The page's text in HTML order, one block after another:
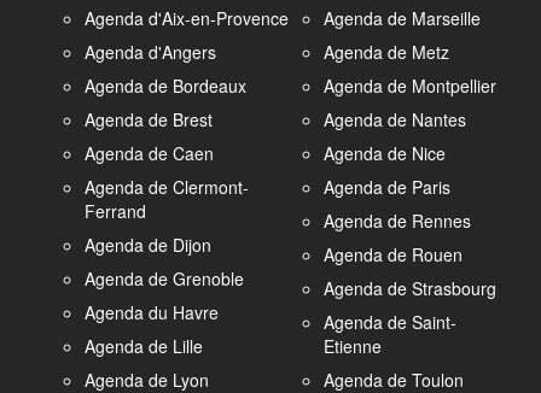
Agenda d'Aix-en-Provence
Agenda d'Angers
Agenda de Bordeaux
Agenda de Brest
Agenda de Caen
Agenda de Clermont-
Ferrand
Agenda de Dijon
Agenda de Grenoble
Agenda du Havre
Agenda de Lille
Agenda de Lyon
Agenda de Marseille
Agenda de Metz
Agenda de Montpellier
Agenda de Nantes
Agenda de Nice
Agenda de Paris
Agenda de Rennes
Agenda de Rouen
Agenda de Strasbourg
Agenda de Saint-
Etienne
Agenda de Toulon